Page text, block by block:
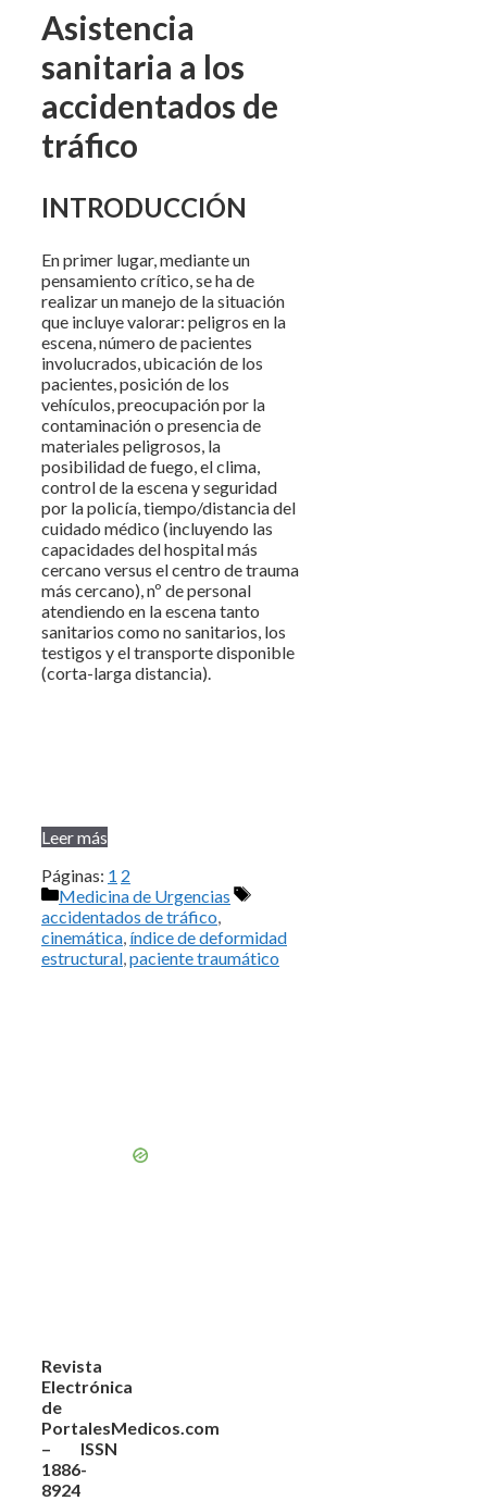
Asistencia
sanitaria a los
accidentados de
tráfico
INTRODUCCIÓN
En primer lugar, mediante un
pensamiento crítico, se ha de
realizar un manejo de la situación
que incluye valorar: peligros en la
escena, número de pacientes
involucrados, ubicación de los
pacientes, posición de los
vehículos, preocupación por la
contaminación o presencia de
materiales peligrosos, la
posibilidad de fuego, el clima,
control de la escena y seguridad
por la policía, tiempo/distancia del
cuidado médico (incluyendo las
capacidades del hospital más
cercano versus el centro de trauma
más cercano), nº de personal
atendiendo en la escena tanto
sanitarios como no sanitarios, los
testigos y el transporte disponible
(corta-larga distancia).
Leer más
Páginas: 1 2
Categorías
Medicina de Urgencias
Etiquetas
accidentados de tráfico
cinemática índice de deformidad
estructural paciente traumático
Revista
Electrónica
de
PortalesMedicos.com
– ISSN
1886-
8924